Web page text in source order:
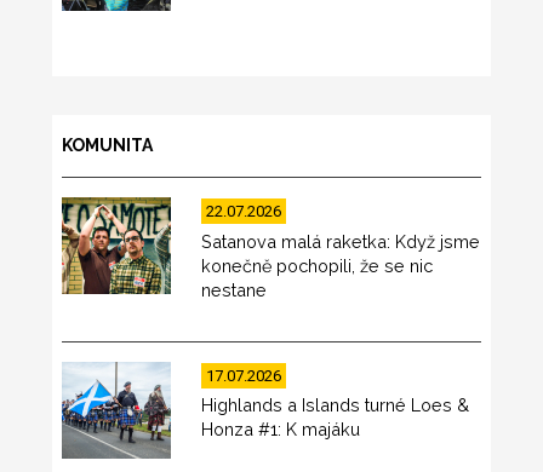
KOMUNITA
22.07.2026
Satanova malá raketka: Když jsme
konečně pochopili, že se nic
nestane
17.07.2026
Highlands a Islands turné Loes &
Honza #1: K majáku